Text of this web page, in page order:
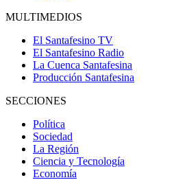
MULTIMEDIOS
El Santafesino TV
El Santafesino Radio
La Cuenca Santafesina
Producción Santafesina
SECCIONES
Política
Sociedad
La Región
Ciencia y Tecnología
Economía